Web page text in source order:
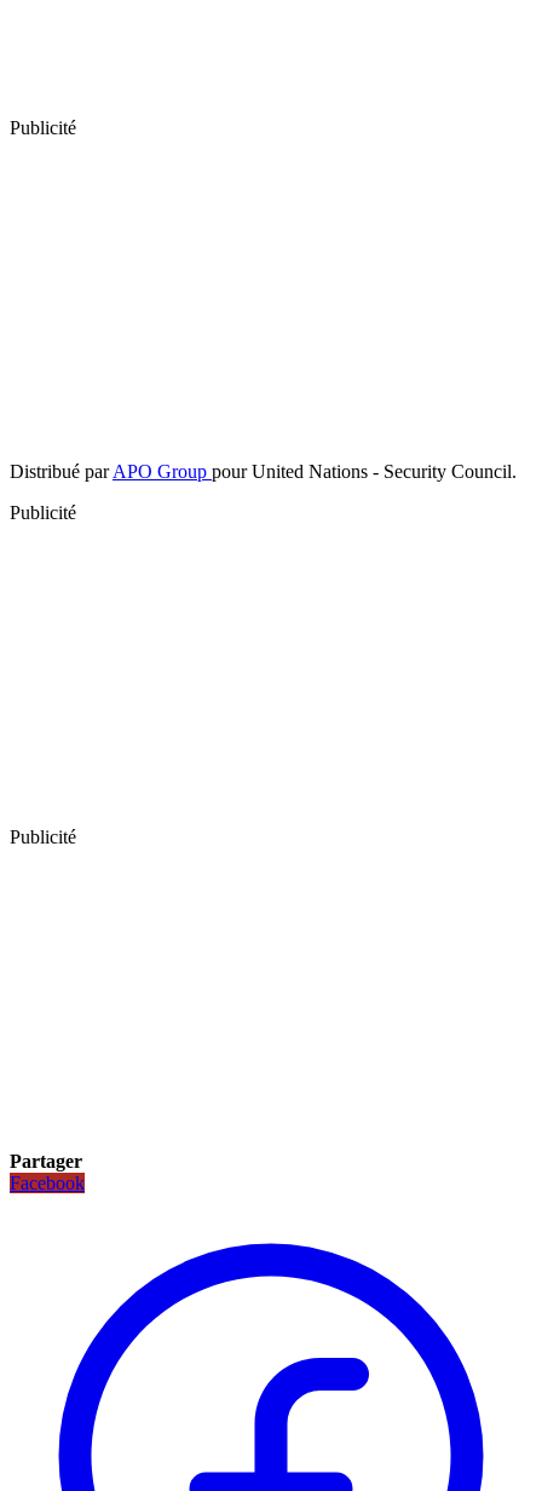
Publicité
Distribué parAPO Group pour United Nations - Security Council.
Publicité
Publicité
Partager
Facebook